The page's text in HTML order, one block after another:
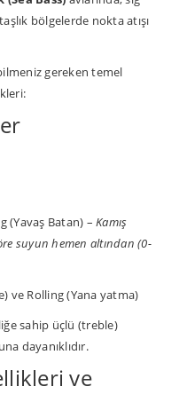
bölgelerde nokta atışı
gereken temel
(Yavaş Batan) – Kamış
suyun hemen altından (0-
ve Rolling (Yana yatma)
sahip üçlü (treble)
dayanıklıdır.
ve